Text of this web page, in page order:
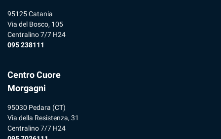
95125 Catania
Via del Bosco, 105
Centralino 7/7 H24
095 238111
Centro Cuore
Morgagni
95030 Pedara (CT)
Via della Resistenza, 31
Centralino 7/7 H24